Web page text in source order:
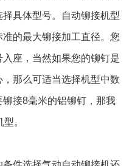
具体型号。自动铆接机型
的最大铆接加工直径。您
座，当然如果您的铆钉是
那么可适当选择机型中数
接8毫米的铝铆钉，那我
。